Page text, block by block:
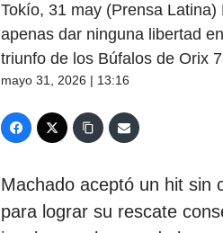
Tokío, 31 may (Prensa
apenas dar ninguna libertad
triunfo de los Búfalos de Orix
mayo 31, 2026 | 13:16
Machado aceptó un hit sin
para lograr su rescate